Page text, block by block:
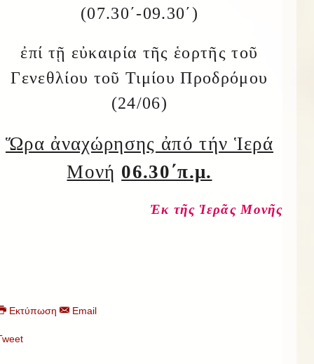
(07.30΄-09.30΄)
ἐπί τῇ εὐκαιρία τῆς ἑορτῆς τοῦ
Γενεθλίου τοῦ Τιμίου Προδρόμου
(24/06)
Ὥρα ἀναχώρησης ἀπό τήν Ἱερά
Μονή 06.30΄π.μ.
Ἐκ τῆς Ἱερᾶς Μονῆς
Εκτύπωση Email